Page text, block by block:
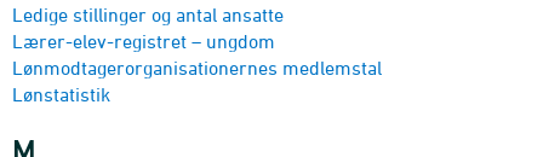
Ledige stillinger og antal ansatte
Lærer-elev-registret – ungdom
Lønmodtager­organisa­tionernes medlemstal
Lønstatistik